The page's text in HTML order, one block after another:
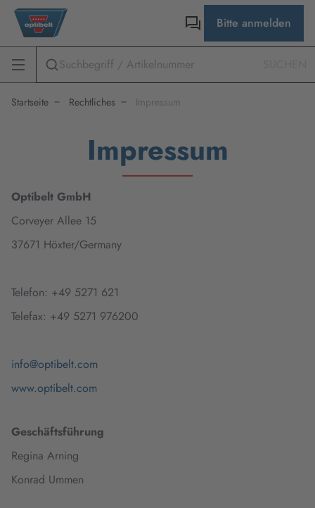
Bitte anmelden
Startseite Rechtliches Impressum
Impressum
Optibelt GmbH
Corveyer Allee 15
37671 Höxter/Germany
Telefon: +49 5271 621
Telefax: +49 5271 976200
info@optibelt.com
www.optibelt.com
Geschäftsführung
Regina Arning
Konrad Ummen